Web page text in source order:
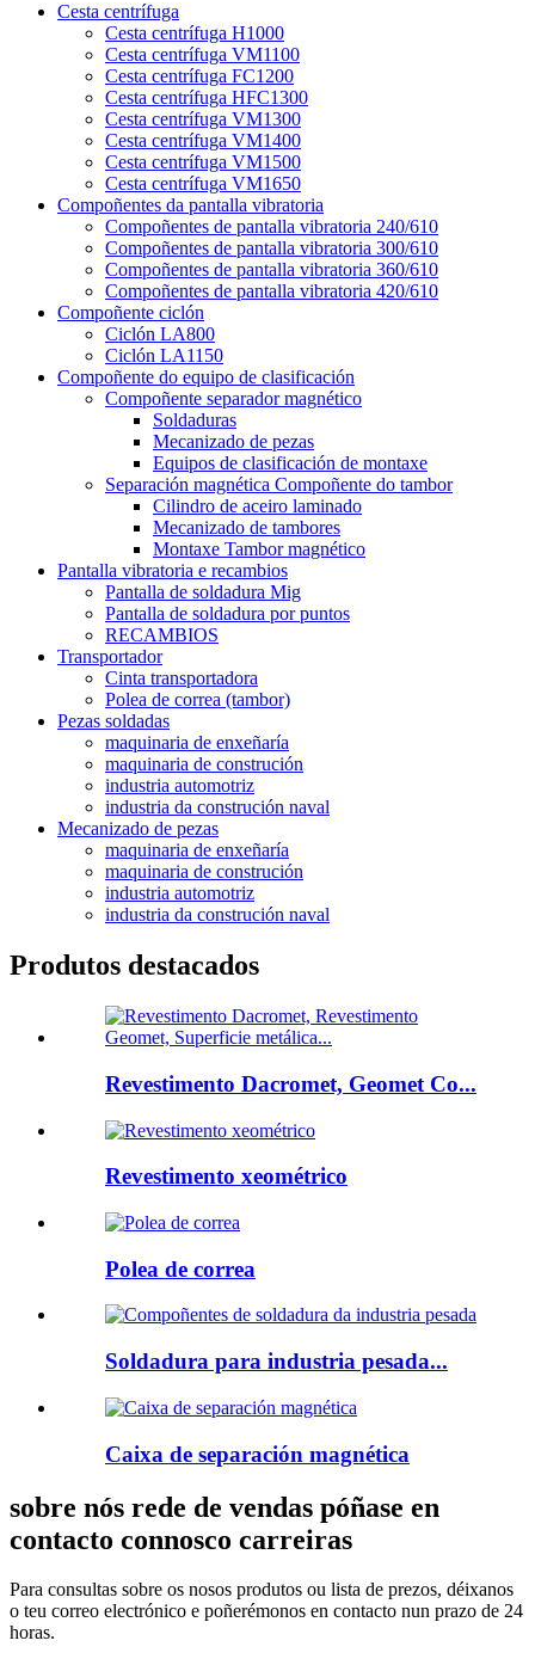
Cesta centrífuga
Cesta centrífuga H1000
Cesta centrífuga VM1100
Cesta centrífuga FC1200
Cesta centrífuga HFC1300
Cesta centrífuga VM1300
Cesta centrífuga VM1400
Cesta centrífuga VM1500
Cesta centrífuga VM1650
Compoñentes da pantalla vibratoria
Compoñentes de pantalla vibratoria 240/610
Compoñentes de pantalla vibratoria 300/610
Compoñentes de pantalla vibratoria 360/610
Compoñentes de pantalla vibratoria 420/610
Compoñente ciclón
Ciclón LA800
Ciclón LA1150
Compoñente do equipo de clasificación
Compoñente separador magnético
Soldaduras
Mecanizado de pezas
Equipos de clasificación de montaxe
Separación magnética Compoñente do tambor
Cilindro de aceiro laminado
Mecanizado de tambores
Montaxe Tambor magnético
Pantalla vibratoria e recambios
Pantalla de soldadura Mig
Pantalla de soldadura por puntos
RECAMBIOS
Transportador
Cinta transportadora
Polea de correa (tambor)
Pezas soldadas
maquinaria de enxeñaría
maquinaria de construción
industria automotriz
industria da construción naval
Mecanizado de pezas
maquinaria de enxeñaría
maquinaria de construción
industria automotriz
industria da construción naval
Produtos destacados
Revestimento Dacromet, Geomet Co...
Revestimento xeométrico
Polea de correa
Soldadura para industria pesada...
Caixa de separación magnética
sobre nós rede de vendas póñase en
contacto connosco carreiras
Para consultas sobre os nosos produtos ou lista de prezos, déixanos
o teu correo electrónico e poñerémonos en contacto nun prazo de 24
horas.